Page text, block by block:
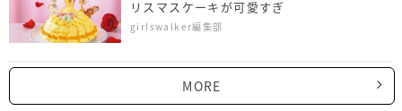
リスマスケーキが可愛すぎ
girlswalker編集部
MORE